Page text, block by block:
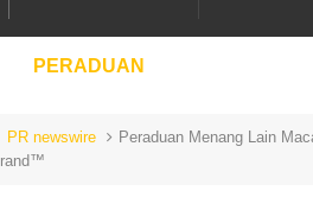
PERADUAN
PR newswire
Peraduan Menang Lain